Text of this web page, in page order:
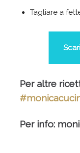
Tagliare a
Per altre
Per info: